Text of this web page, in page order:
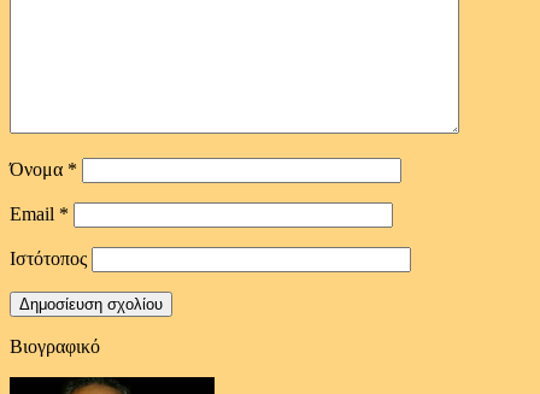
Όνομα *
Email *
Ιστότοπος
Βιογραφικό